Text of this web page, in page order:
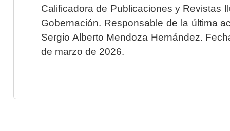
Calificadora de Publicaciones y Revistas
Gobernación. Responsable de la última
Sergio Alberto Mendoza Hernández.
de marzo de 2026.